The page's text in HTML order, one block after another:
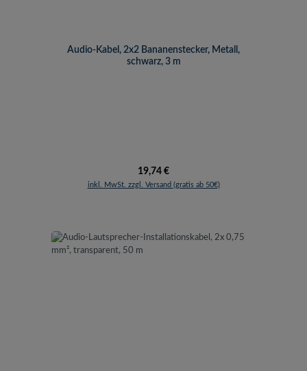
Audio-Kabel, 2x2 Bananenstecker, Metall,
schwarz, 3 m
Regulärer Preis:
19,74 €
inkl. MwSt. zzgl. Versand (gratis ab 50€)